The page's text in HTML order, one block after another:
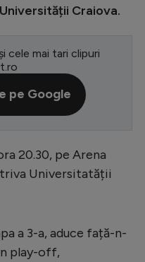
Craiova.
cele mai tari clipuri
pe Google
20.30, pe Arena
Universitatății
a 3-a, aduce față-n-
play-off,